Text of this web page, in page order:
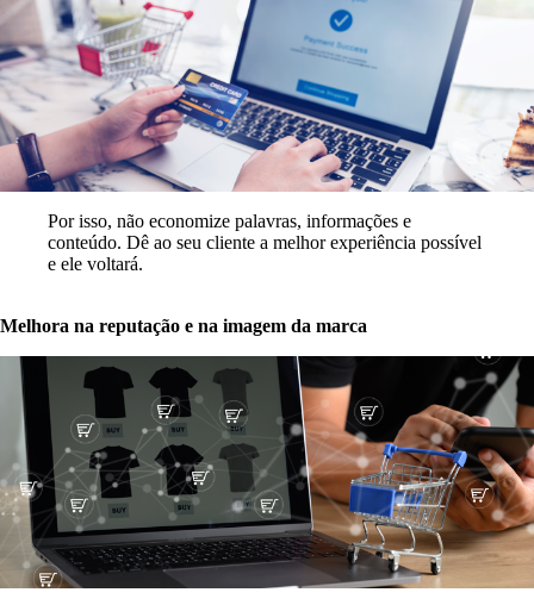
Por isso, não economize palavras, informações e
conteúdo. Dê ao seu cliente a melhor experiência possível
e ele voltará.
Melhora na reputação e na imagem da marca